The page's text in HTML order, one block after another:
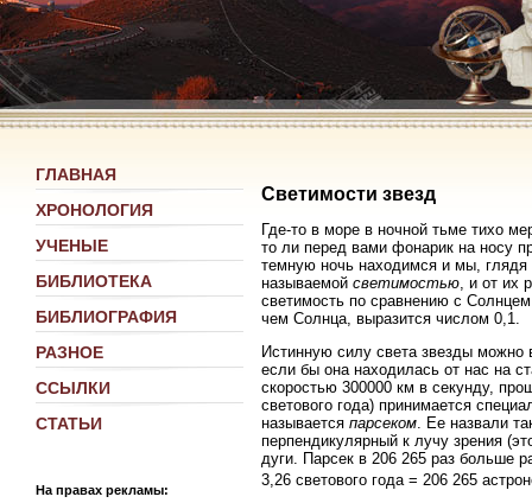
ГЛАВНАЯ
ХРОНОЛОГИЯ
УЧЕНЫЕ
БИБЛИОТЕКА
БИБЛИОГРАФИЯ
РАЗНОЕ
ССЫЛКИ
СТАТЬИ
На правах рекламы:
Светимости звезд
Где-то в море в ночной тьме тихо
то ли перед вами фонарик на носу
темную ночь находимся и мы,
называемой светимостью , и от их
светимость по сравнению с
чем Солнца, выразится числом 0,1.
Истинную силу света звезды можно
если бы она находилась от нас на
скоростью 300000 км в секунду,
светового года) принимается
называется парсеком . Ее назвали
перпендикулярный к лучу зрения
дуги. Парсек в 206 265 раз больше
3,26 светового года = 206 265